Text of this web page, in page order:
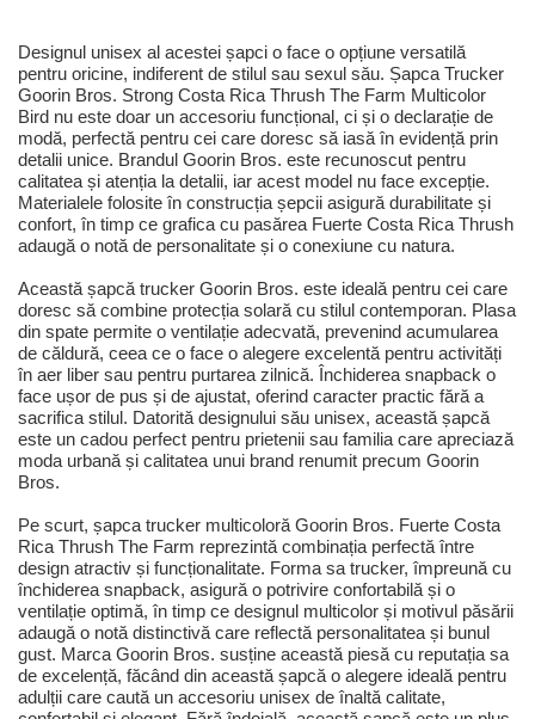
Designul unisex al acestei șapci o face o opțiune versatilă
pentru oricine, indiferent de stilul sau sexul său. Șapca Trucker
Goorin Bros. Strong Costa Rica Thrush The Farm Multicolor
Bird nu este doar un accesoriu funcțional, ci și o declarație de
modă, perfectă pentru cei care doresc să iasă în evidență prin
detalii unice. Brandul Goorin Bros. este recunoscut pentru
calitatea și atenția la detalii, iar acest model nu face excepție.
Materialele folosite în construcția șepcii asigură durabilitate și
confort, în timp ce grafica cu pasărea Fuerte Costa Rica Thrush
adaugă o notă de personalitate și o conexiune cu natura.
Această șapcă trucker Goorin Bros. este ideală pentru cei care
doresc să combine protecția solară cu stilul contemporan. Plasa
din spate permite o ventilație adecvată, prevenind acumularea
de căldură, ceea ce o face o alegere excelentă pentru activități
în aer liber sau pentru purtarea zilnică. Închiderea snapback o
face ușor de pus și de ajustat, oferind caracter practic fără a
sacrifica stilul. Datorită designului său unisex, această șapcă
este un cadou perfect pentru prietenii sau familia care apreciază
moda urbană și calitatea unui brand renumit precum Goorin
Bros.
Pe scurt, șapca trucker multicoloră Goorin Bros. Fuerte Costa
Rica Thrush The Farm reprezintă combinația perfectă între
design atractiv și funcționalitate. Forma sa trucker, împreună cu
închiderea snapback, asigură o potrivire confortabilă și o
ventilație optimă, în timp ce designul multicolor și motivul păsării
adaugă o notă distinctivă care reflectă personalitatea și bunul
gust. Marca Goorin Bros. susține această piesă cu reputația sa
de excelență, făcând din această șapcă o alegere ideală pentru
adulții care caută un accesoriu unisex de înaltă calitate,